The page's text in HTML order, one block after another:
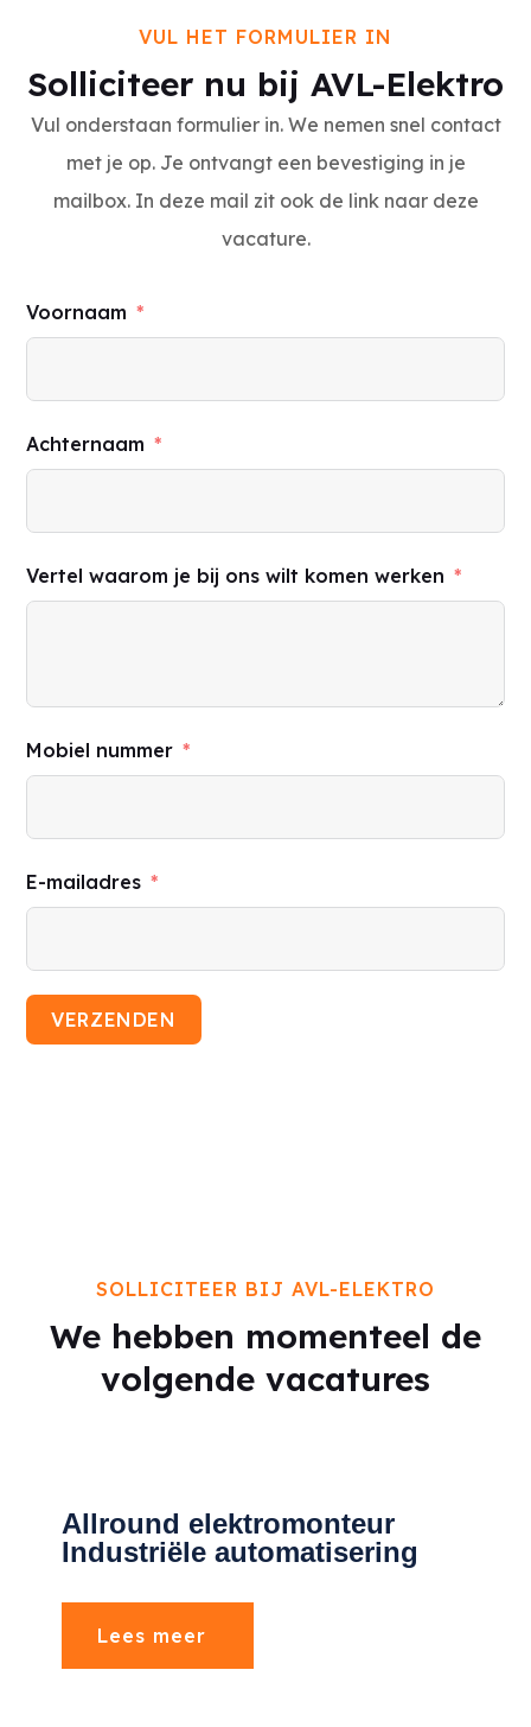
VUL HET FORMULIER IN
Solliciteer nu bij AVL-Elektro
Vul onderstaan formulier in. We nemen snel contact
met je op. Je ontvangt een bevestiging in je
mailbox. In deze mail zit ook de link naar deze
vacature.
Voornaam
Achternaam
Vertel waarom je bij ons wilt komen werken
Mobiel nummer
E-mailadres
VERZENDEN
SOLLICITEER BIJ AVL-ELEKTRO
We hebben momenteel de
volgende vacatures
Allround elektromonteur
Industriële automatisering
Lees meer